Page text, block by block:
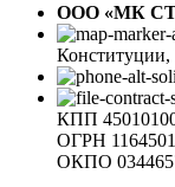
ООО «МК
КПП
ОГРН
ОКПО